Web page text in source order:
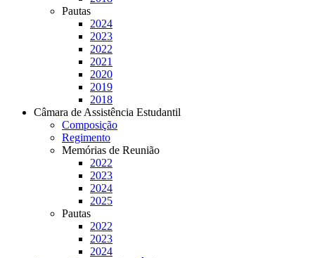
Pautas
2024
2023
2022
2021
2020
2019
2018
Câmara de Assistência Estudantil
Composição
Regimento
Memórias de Reunião
2022
2023
2024
2025
Pautas
2022
2023
2024